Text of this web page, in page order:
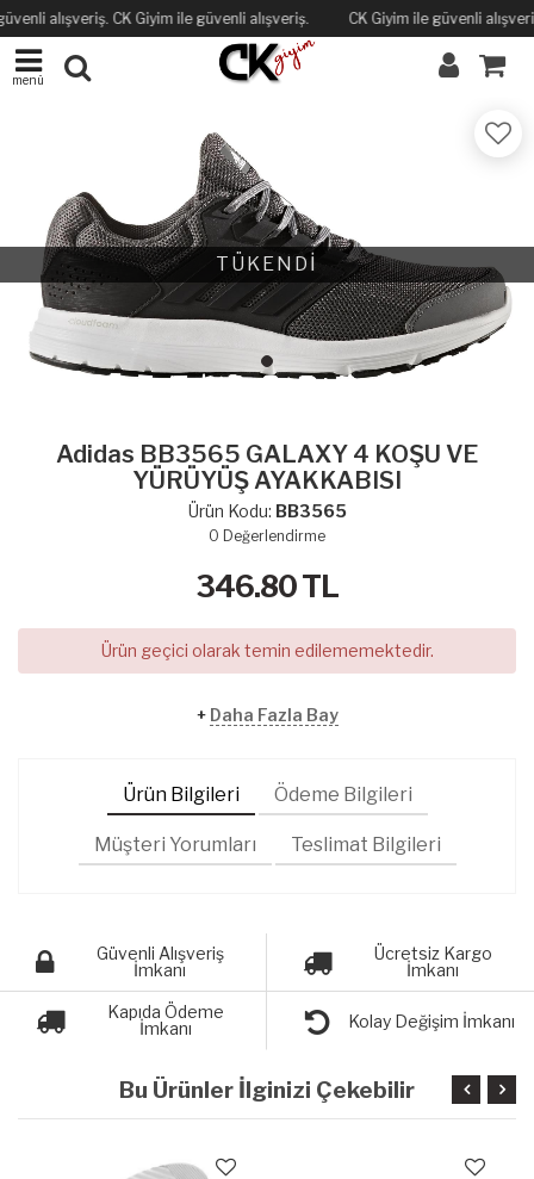
alışveriş. CK Giyim ile güvenli alışveriş. CK Giyim ile güvenli
menü
TÜKENDİ
Adidas BB3565 GALAXY 4 KOŞU VE
YÜRÜYÜŞ AYAKKABISI
Ürün Kodu: BB3565
0 Değerlendirme
346.80TL
Ürün geçici olarak temin edilememektedir.
+ Daha Fazla Bay
Ürün Bilgileri Ödeme Bilgileri
Müşteri Yorumları Teslimat Bilgileri
Güvenli Alışveriş
İmkanı
Ücretsiz Kargo
İmkanı
Kapıda Ödeme
İmkanı
Kolay Değişim İmkanı
Bu Ürünler İlginizi Çekebilir